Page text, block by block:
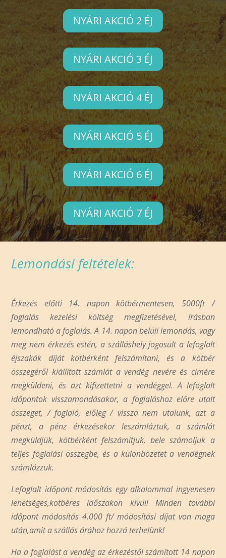
NYÁRI AKCIÓ 2 ÉJ
NYÁRI AKCIÓ 3 ÉJ
NYÁRI AKCIÓ 4 ÉJ
NYÁRI AKCIÓ 5 ÉJ
NYÁRI AKCIÓ 6 ÉJ
NYÁRI AKCIÓ 7 ÉJ
Lemondási feltételek:
Érkezés előtti 14. napon kötbérmentesen, 5000ft /
foglalás kezelési költség megfizetésével, írásban
lemondható a foglalás. A 14. napon belüli lemondás, vagy
meg nem érkezés estén, a szálláshely jogosult a lefoglalt
éjszakák díját kötbérként felszámítani, és a kötbér
összegéről kiállított számlát a vendég nevére és címére
megküldeni, és azt kifizettetni a vendéggel. A lefoglalt
időpontok visszamondásakor, a foglaláshoz előre utalt
összeget, / foglaló, előleg / vissza nem utalunk, azt a
pénzt, a pénz érkezésekor leszámláztuk, a számlát
megküldjük, kötbérként felszámítjuk, bele számoljuk a
teljes foglalási összegbe, és a különbözetet a vendégnek
számlázzuk.
Lefoglalt időpont módosítás egy alkalommal ingyenesen
lehetséges,kötbéres időszakon kívül! Minden további
időpont módosítás 4.000 ft/ módosítási díjat von maga
után,amit a szállás árához hozzá terhelünk!
Ha a foglalást a vendég az érkezéstől számított 14 napon